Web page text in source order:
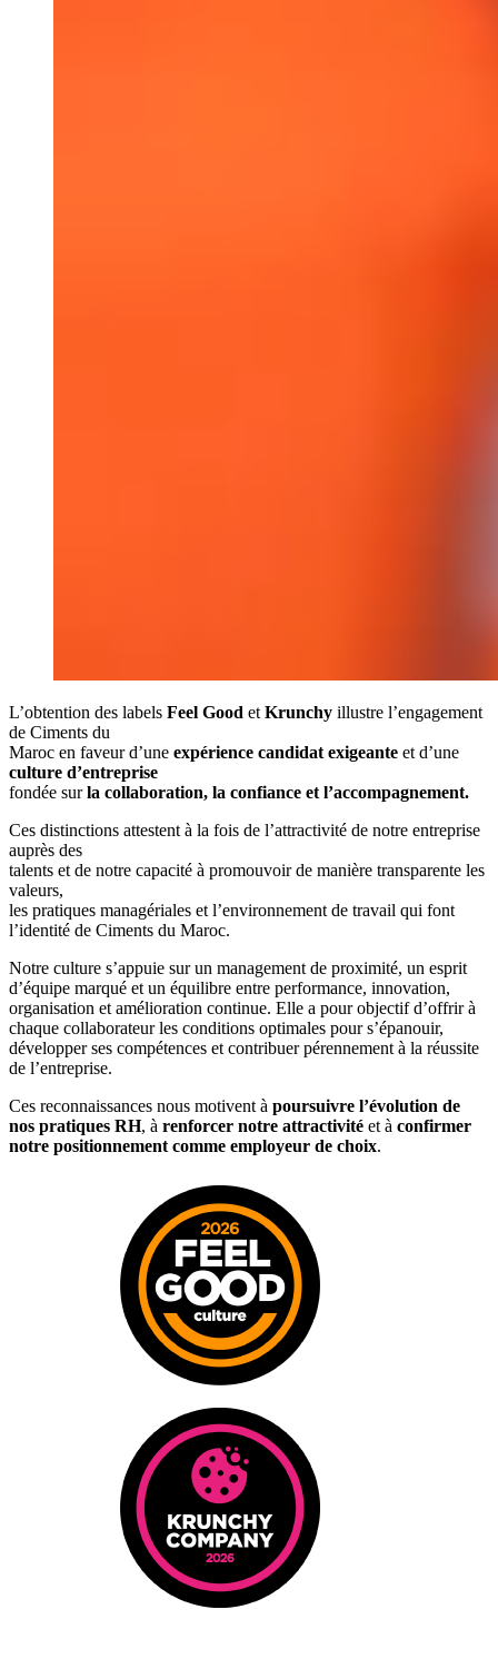
L’obtention des labels Feel Good etKrunchy illustre l’engagement
de Ciments du
Maroc en faveur d’une expérience candidat exigeante et d’une
culture d’entreprise
fondée surla collaboration, la confiance et l’accompagnement.
Ces distinctions attestent à la fois de l’attractivité de notre entreprise
auprès des
talents et de notre capacité à promouvoir de manière transparente les
valeurs,
les pratiques managériales et l’environnement de travail qui font
l’identité de Ciments du Maroc.
Notre culture s’appuie sur un management de proximité, un esprit
d’équipe marqué et un équilibre entre performance, innovation,
organisation et amélioration continue. Elle a pour objectif d’offrir à
chaque collaborateur les conditions optimales pour s’épanouir,
développer ses compétences et contribuer pérennement à la réussite
de l’entreprise.
Ces reconnaissances nous motivent à poursuivre l’évolution de
nos pratiques RH, à renforcer notre attractivité et à confirmer
notre positionnement comme employeur de choix.